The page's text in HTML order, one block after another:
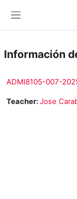
Información
ADMI8105-007-
Teacher:Jose